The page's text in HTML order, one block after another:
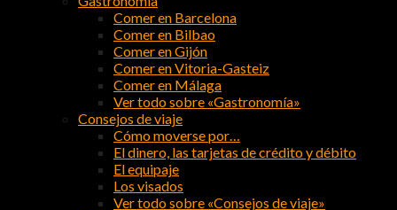
Comer en Barcelona
Comer en Bilbao
Comer en Gijón
Comer en Vitoria-Gasteiz
Comer en Málaga
Ver todo sobre «Gastronomía»
Consejos de viaje
Cómo moverse por…
El dinero, las tarjetas de crédito y débito
El equipaje
Los visados
Ver todo sobre «Consejos de viaje»